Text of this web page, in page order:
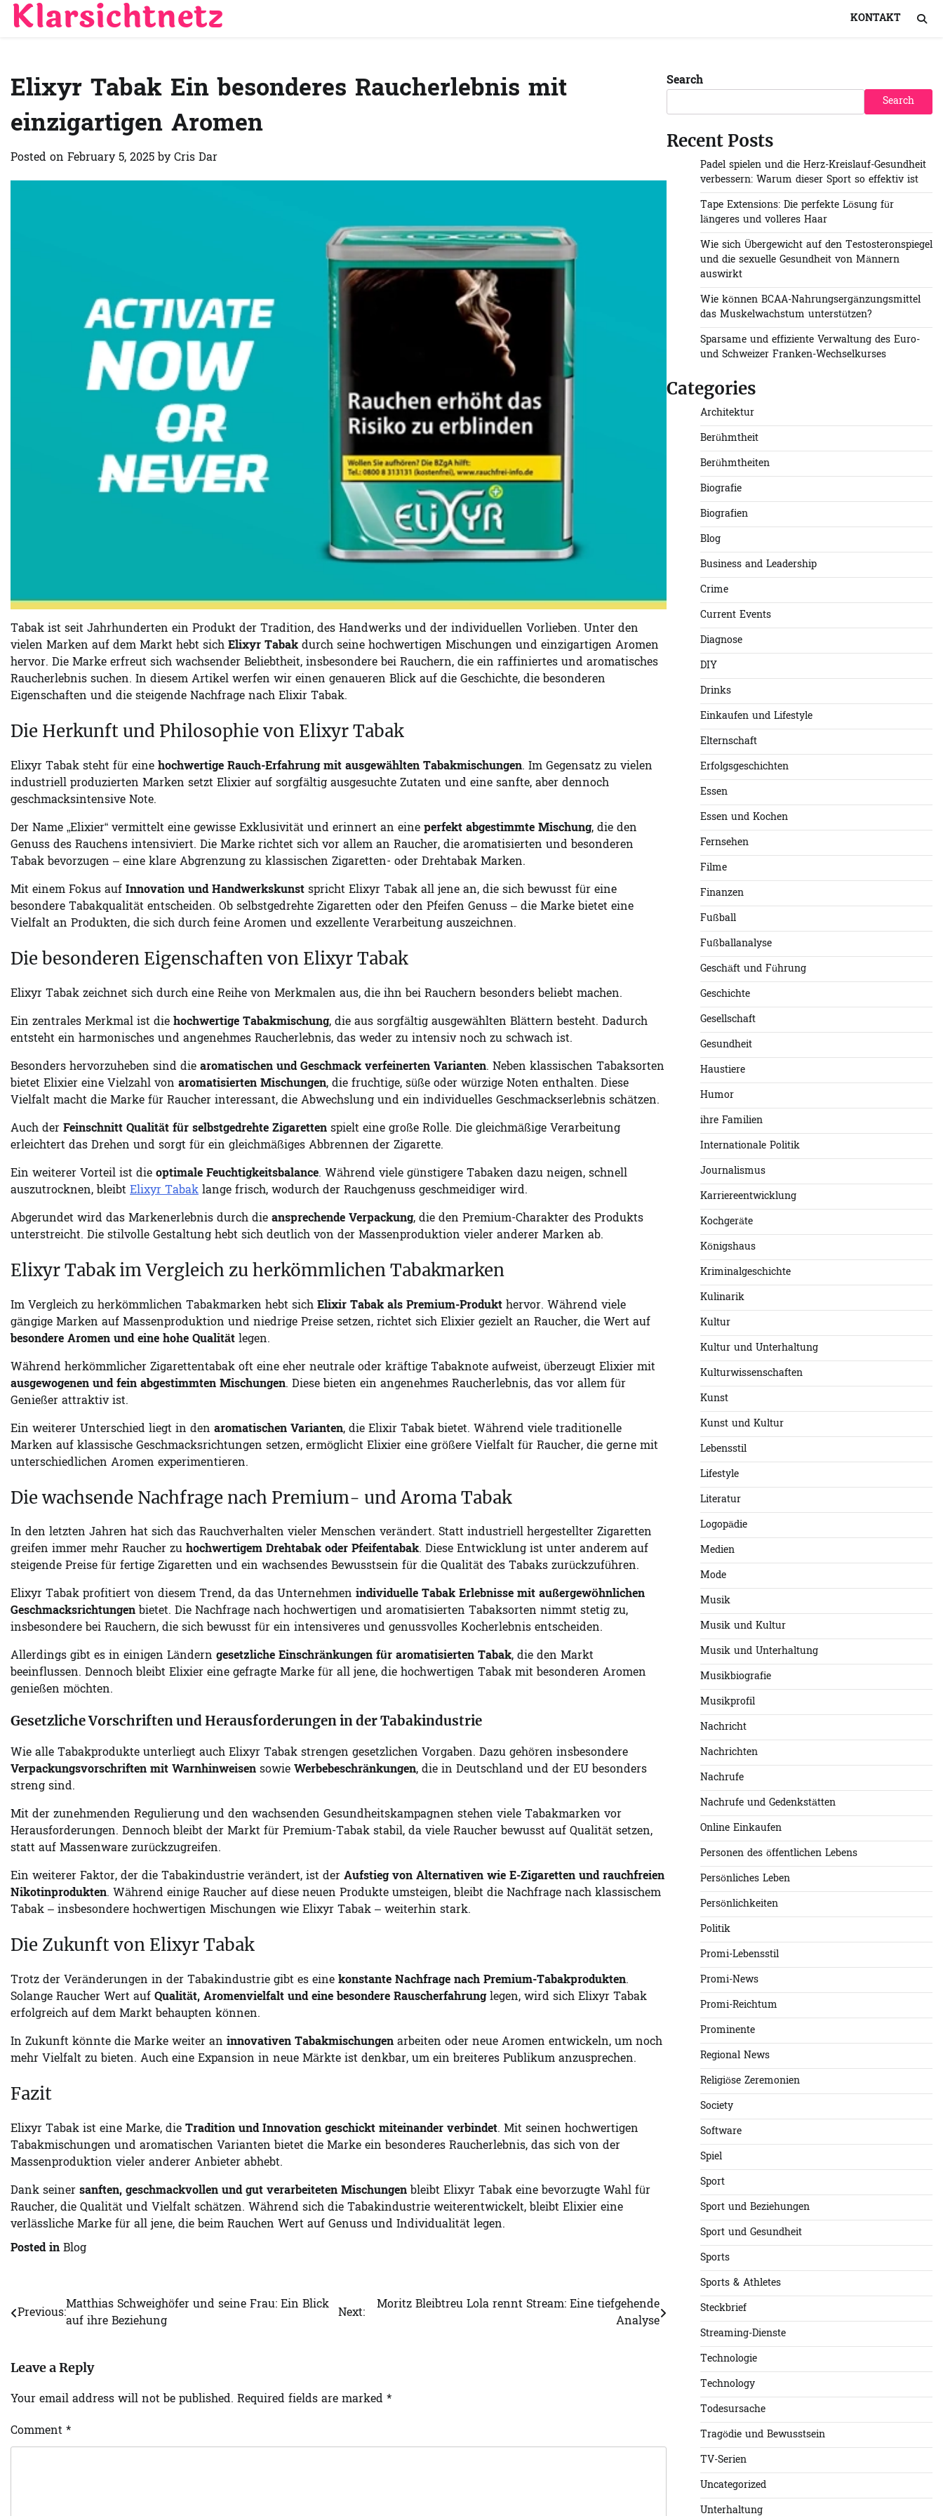
SkipKlarsichtnetz KONTAKT
Elixyr Tabak Ein besonderes Raucherlebnis mit
einzigartigen Aromen
Posted on February 5, 2025byCris Dar
Tabak ist seit Jahrhunderten ein Produkt der Tradition, des Handwerks und der individuellen Vorlieben. Unter den
vielen Marken auf dem Markt hebt sich Elixyr Tabak durch seine hochwertigen Mischungen und einzigartigen Aromen
hervor. Die Marke erfreut sich wachsender Beliebtheit, insbesondere bei Rauchern, die ein raffiniertes und aromatisches
Raucherlebnis suchen. In diesem Artikel werfen wir einen genaueren Blick auf die Geschichte, die besonderen
Eigenschaften und die steigende Nachfrage nach Elixir Tabak.
Die Herkunft und Philosophie von Elixyr Tabak
Elixyr Tabak steht für eine hochwertige Rauch-Erfahrung mit ausgewählten Tabakmischungen. Im Gegensatz zu vielen
industriell produzierten Marken setzt Elixier auf sorgfältig ausgesuchte Zutaten und eine sanfte, aber dennoch
geschmacksintensive Note.
Der Name „Elixier“ vermittelt eine gewisse Exklusivität und erinnert an eine perfekt abgestimmte Mischung, die den
Genuss des Rauchens intensiviert. Die Marke richtet sich vor allem an Raucher, die aromatisierten und besonderen
Tabak bevorzugen – eine klare Abgrenzung zu klassischen Zigaretten- oder Drehtabak Marken.
Mit einem Fokus auf Innovation und Handwerkskunst spricht Elixyr Tabak all jene an, die sich bewusst für eine
besondere Tabakqualität entscheiden. Ob selbstgedrehte Zigaretten oder den Pfeifen Genuss – die Marke bietet eine
Vielfalt an Produkten, die sich durch feine Aromen und exzellente Verarbeitung auszeichnen.
Die besonderen Eigenschaften von Elixyr Tabak
Elixyr Tabak zeichnet sich durch eine Reihe von Merkmalen aus, die ihn bei Rauchern besonders beliebt machen.
Ein zentrales Merkmal ist die hochwertige Tabakmischung, die aus sorgfältig ausgewählten Blättern besteht. Dadurch
entsteht ein harmonisches und angenehmes Raucherlebnis, das weder zu intensiv noch zu schwach ist.
Besonders hervorzuheben sind die aromatischen und Geschmack verfeinerten Varianten. Neben klassischen Tabaksorten
bietet Elixier eine Vielzahl von aromatisierten Mischungen, die fruchtige, süße oder würzige Noten enthalten. Diese
Vielfalt macht die Marke für Raucher interessant, die Abwechslung und ein individuelles Geschmackserlebnis schätzen.
Auch der Feinschnitt Qualität für selbstgedrehte Zigaretten spielt eine große Rolle. Die gleichmäßige Verarbeitung
erleichtert das Drehen und sorgt für ein gleichmäßiges Abbrennen der Zigarette.
Ein weiterer Vorteil ist die optimale Feuchtigkeitsbalance. Während viele günstigere Tabaken dazu neigen, schnell
auszutrocknen, bleibt Elixyr Tabak lange frisch, wodurch der Rauchgenuss geschmeidiger wird.
Abgerundet wird das Markenerlebnis durch die ansprechende Verpackung, die den Premium-Charakter des Produkts
unterstreicht. Die stilvolle Gestaltung hebt sich deutlich von der Massenproduktion vieler anderer Marken ab.
Elixyr Tabak im Vergleich zu herkömmlichen Tabakmarken
Im Vergleich zu herkömmlichen Tabakmarken hebt sich Elixir Tabak als Premium-Produkt hervor. Während viele
gängige Marken auf Massenproduktion und niedrige Preise setzen, richtet sich Elixier gezielt an Raucher, die Wert auf
besondere Aromen und eine hohe Qualität legen.
Während herkömmlicher Zigarettentabak oft eine eher neutrale oder kräftige Tabaknote aufweist, überzeugt Elixier mit
ausgewogenen und fein abgestimmten Mischungen. Diese bieten ein angenehmes Raucherlebnis, das vor allem für
Genießer attraktiv ist.
Ein weiterer Unterschied liegt in den aromatischen Varianten, die Elixir Tabak bietet. Während viele traditionelle
Marken auf klassische Geschmacksrichtungen setzen, ermöglicht Elixier eine größere Vielfalt für Raucher, die gerne mit
unterschiedlichen Aromen experimentieren.
Die wachsende Nachfrage nach Premium- und Aroma Tabak
In den letzten Jahren hat sich das Rauchverhalten vieler Menschen verändert. Statt industriell hergestellter Zigaretten
greifen immer mehr Raucher zu hochwertigem Drehtabak oder Pfeifentabak. Diese Entwicklung ist unter anderem auf
steigende Preise für fertige Zigaretten und ein wachsendes Bewusstsein für die Qualität des Tabaks zurückzuführen.
Elixyr Tabak profitiert von diesem Trend, da das Unternehmen individuelle Tabak Erlebnisse mit außergewöhnlichen
Geschmacksrichtungen bietet. Die Nachfrage nach hochwertigen und aromatisierten Tabaksorten nimmt stetig zu,
insbesondere bei Rauchern, die sich bewusst für ein intensiveres und genussvolles Kocherlebnis entscheiden.
Allerdings gibt es in einigen Ländern gesetzliche Einschränkungen für aromatisierten Tabak, die den Markt
beeinflussen. Dennoch bleibt Elixier eine gefragte Marke für all jene, die hochwertigen Tabak mit besonderen Aromen
genießen möchten.
Gesetzliche Vorschriften und Herausforderungen in der Tabakindustrie
Wie alle Tabakprodukte unterliegt auch Elixyr Tabak strengen gesetzlichen Vorgaben. Dazu gehören insbesondere
Verpackungsvorschriften mit Warnhinweisen sowie Werbebeschränkungen, die in Deutschland und der EU besonders
streng sind.
Mit der zunehmenden Regulierung und den wachsenden Gesundheitskampagnen stehen viele Tabakmarken vor
Herausforderungen. Dennoch bleibt der Markt für Premium-Tabak stabil, da viele Raucher bewusst auf Qualität setzen,
statt auf Massenware zurückzugreifen.
Ein weiterer Faktor, der die Tabakindustrie verändert, ist der Aufstieg von Alternativen wie E-Zigaretten und rauchfreien
Nikotinprodukten. Während einige Raucher auf diese neuen Produkte umsteigen, bleibt die Nachfrage nach klassischem
Tabak – insbesondere hochwertigen Mischungen wie Elixyr Tabak – weiterhin stark.
Die Zukunft von Elixyr Tabak
Trotz der Veränderungen in der Tabakindustrie gibt es eine konstante Nachfrage nach Premium-Tabakprodukten.
Solange Raucher Wert auf Qualität, Aromenvielfalt und eine besondere Rauscherfahrunglegen, wird sich Elixyr Tabak
erfolgreich auf dem Markt behaupten können.
In Zukunft könnte die Marke weiter an innovativen Tabakmischungen arbeiten oder neue Aromen entwickeln, um noch
mehr Vielfalt zu bieten. Auch eine Expansion in neue Märkte ist denkbar, um ein breiteres Publikum anzusprechen.
Fazit
Elixyr Tabak ist eine Marke, die Tradition und Innovation geschickt miteinander verbindet. Mit seinen hochwertigen
Tabakmischungen und aromatischen Varianten bietet die Marke ein besonderes Raucherlebnis, das sich von der
Massenproduktion vieler anderer Anbieter abhebt.
Dank seiner sanften, geschmackvollen und gut verarbeiteten Mischungenbleibt Elixyr Tabak eine bevorzugte Wahl für
Raucher, die Qualität und Vielfalt schätzen. Während sich die Tabakindustrie weiterentwickelt, bleibt Elixier eine
verlässliche Marke für all jene, die beim Rauchen Wert auf Genuss und Individualität legen.
Posted in Blog
Post
Previous:Matthias Schweighöfer und seine Frau: Ein Blick
auf ihre Beziehung
Next:
Moritz Bleibtreu Lola rennt Stream: Eine tiefgehende
Analyse
Leave a Reply
Your email address will not be published. Required fields are marked *
Comment *
Search
Search
Recent Posts
Padel spielen und die Herz-Kreislauf-Gesundheit
verbessern: Warum dieser Sport so effektiv ist
Tape Extensions: Die perfekte Lösung für
längeres und volleres Haar
Wie sich Übergewicht auf den Testosteronspiegel
und die sexuelle Gesundheit von Männern
auswirkt
Wie können BCAA-Nahrungsergänzungsmittel
das Muskelwachstum unterstützen?
Sparsame und effiziente Verwaltung des Euro-
und Schweizer Franken-Wechselkurses
Categories
Architektur
Berühmtheit
Berühmtheiten
Biografie
Biografien
Blog
Business and Leadership
Crime
Current Events
Diagnose
DIY
Drinks
Einkaufen und Lifestyle
Elternschaft
Erfolgsgeschichten
Essen
Essen und Kochen
Fernsehen
Filme
Finanzen
Fußball
Fußballanalyse
Geschäft und Führung
Geschichte
Gesellschaft
Gesundheit
Haustiere
Humor
ihre Familien
Internationale Politik
Journalismus
Karriereentwicklung
Kochgeräte
Königshaus
Kriminalgeschichte
Kulinarik
Kultur
Kultur und Unterhaltung
Kulturwissenschaften
Kunst
Kunst und Kultur
Lebensstil
Lifestyle
Literatur
Logopädie
Medien
Mode
Musik
Musik und Kultur
Musik und Unterhaltung
Musikbiografie
Musikprofil
Nachricht
Nachrichten
Nachrufe
Nachrufe und Gedenkstätten
Online Einkaufen
Personen des öffentlichen Lebens
Persönliches Leben
Persönlichkeiten
Politik
Promi-Lebensstil
Promi-News
Promi-Reichtum
Prominente
Regional News
Religiöse Zeremonien
Society
Software
Spiel
Sport
Sport und Beziehungen
Sport und Gesundheit
Sports
Sports & Athletes
Steckbrief
Streaming-Dienste
Technologie
Technology
Todesursache
Tragödie und Bewusstsein
TV-Serien
Uncategorized
Unterhaltung